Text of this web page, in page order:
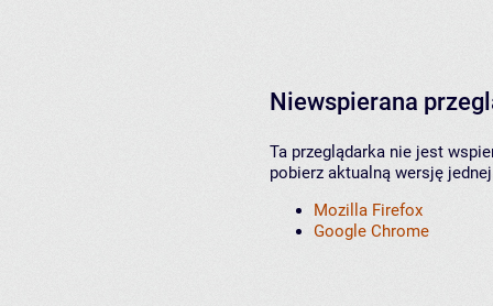
Niewspierana
Ta przeglądarka nie jest
pobierz aktualną wersję
Mozilla Firefox
Google Chrome